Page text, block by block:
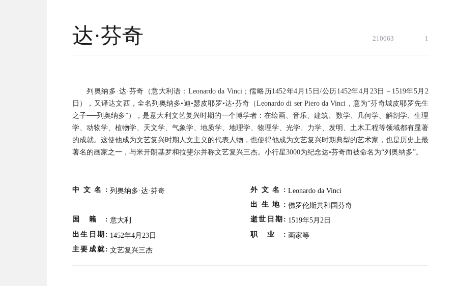
达·芬奇 210663 1
列奥纳多·达· 芬奇（意大利语：Leonardo da Vinci；儒略历1452年4月15日/公历1452年4月23日－1519年5月2
日），又译达文西，全名列奥纳多•迪•瑟皮耶罗•达•芬奇（Leonardo di ser Piero da Vinci，意为“芬奇城皮耶罗先生
之子──列奥纳多”），是意大利文艺复兴时期的一个博学者：在绘画、音乐、建筑、数学、几何学、解剖学、生理
学、动物学、植物学、天文学、气象学、地质学、地理学、物理学、光学、力学、发明、土木工程等领域都有显著
的成就。这使他成为文艺复兴时期人文主义的代表人物，也使得他成为文艺复兴时期典型的艺术家，也是历史上最
著名的画家之一，与米开朗基罗和拉斐尔并称文艺复兴三杰。小行星3000为纪念达•芬奇而被命名为“列奥纳多”。
中文名: 列奥纳多·达·芬奇 外文名: Leonardo da Vinci
出生地: 佛罗伦斯共和国芬奇
国籍: 意大利 逝世日期: 1519年5月2日
出生日期: 1452年4月23日 职业: 画家等
主要成就: 文艺复兴三杰